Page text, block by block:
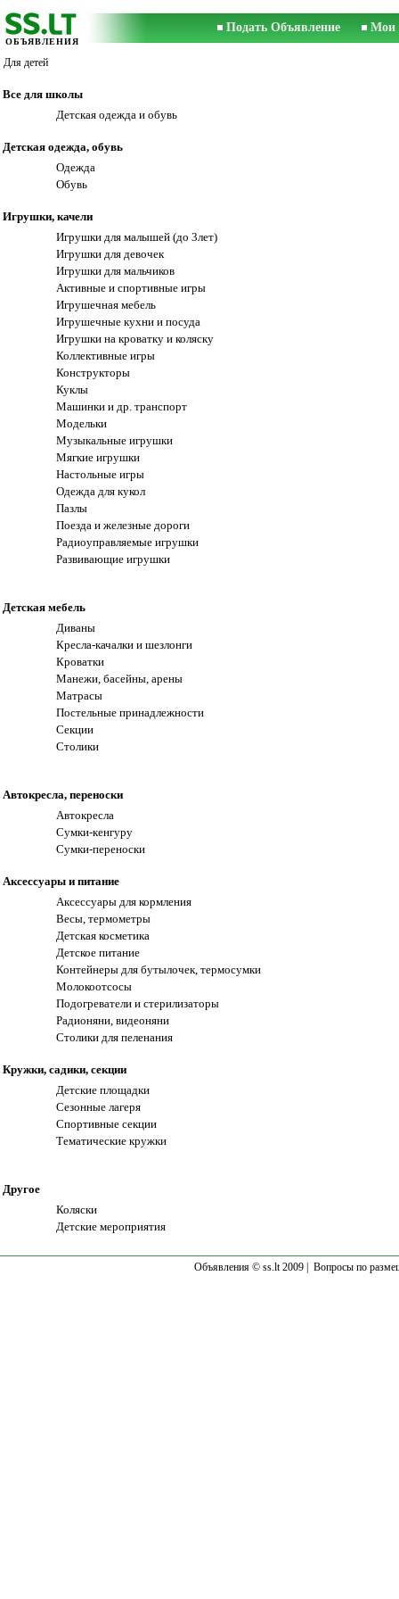
ОБЪЯВЛЕНИЯ
Подать Объявление Мои
Для детей
Все для школы
Детская одежда и обувь
Детская одежда, обувь
Одежда
Обувь
Игрушки, качели
Игрушки для малышей (до 3лет)
Игрушки для девочек
Игрушки для мальчиков
Активные и спортивные игры
Игрушечная мебель
Игрушечные кухни и посуда
Игрушки на кроватку и коляску
Коллективные игры
Конструкторы
Куклы
Машинки и др. транспорт
Модельки
Музыкальные игрушки
Мягкие игрушки
Настольные игры
Одежда для кукол
Пазлы
Поезда и железные дороги
Радиоуправляемые игрушки
Развивающие игрушки
Детская мебель
Диваны
Кресла-качалки и шезлонги
Кроватки
Манежи, басейны, арены
Матрасы
Постельные принадлежности
Секции
Столики
Автокресла, переноски
Автокресла
Сумки-кенгуру
Сумки-переноски
Аксессуары и питание
Аксессуары для кормления
Весы, термометры
Детская косметика
Детское питание
Контейнеры для бутылочек, термосумки
Молокоотсосы
Подогреватели и стерилизаторы
Радионяни, видеоняни
Столики для пеленания
Кружки, садики, секции
Детские площадки
Сезонные лагеря
Спортивные секции
Тематические кружки
Другое
Коляски
Детские мероприятия
Объявления © ss.lt 2009 | Вопросы по